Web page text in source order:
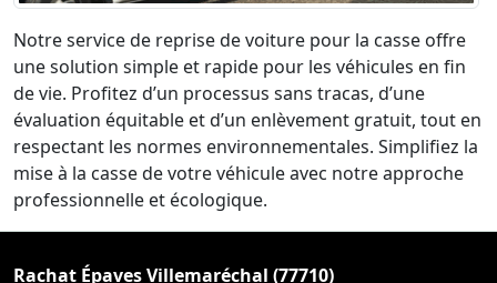
Notre service de reprise de voiture pour la casse offre
une solution simple et rapide pour les véhicules en fin
de vie. Profitez d’un processus sans tracas, d’une
évaluation équitable et d’un enlèvement gratuit, tout en
respectant les normes environnementales. Simplifiez la
mise à la casse de votre véhicule avec notre approche
professionnelle et écologique.
Rachat Épaves Villemaréchal (77710)